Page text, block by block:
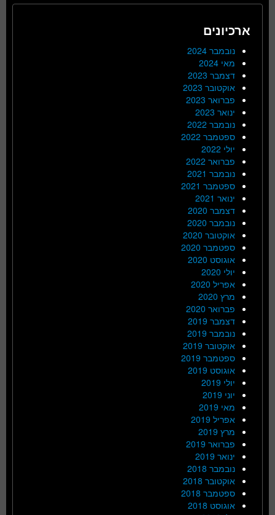
ארכיונים
נובמבר 2024
מאי 2024
דצמבר 2023
אוקטובר 2023
פברואר 2023
ינואר 2023
נובמבר 2022
ספטמבר 2022
יולי 2022
פברואר 2022
נובמבר 2021
ספטמבר 2021
ינואר 2021
דצמבר 2020
נובמבר 2020
אוקטובר 2020
ספטמבר 2020
אוגוסט 2020
יולי 2020
אפריל 2020
מרץ 2020
פברואר 2020
דצמבר 2019
נובמבר 2019
אוקטובר 2019
ספטמבר 2019
אוגוסט 2019
יולי 2019
יוני 2019
מאי 2019
אפריל 2019
מרץ 2019
פברואר 2019
ינואר 2019
נובמבר 2018
אוקטובר 2018
ספטמבר 2018
אוגוסט 2018